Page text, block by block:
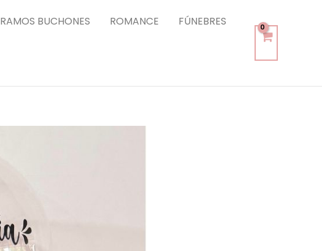
RAMOS BUCHONES ROMANCE FÚNEBRES